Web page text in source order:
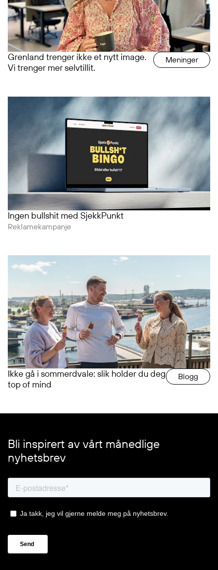
Grenland trenger ikke et nytt image.
Vi trenger mer selvtillit.
Meninger
Ingen bullshit med SjekkPunkt
Reklamekampanje
Ikke gå i sommerdvale: slik holder du deg
top of mind
Blogg
Bli inspirert av vårt månedlige
nyhetsbrev